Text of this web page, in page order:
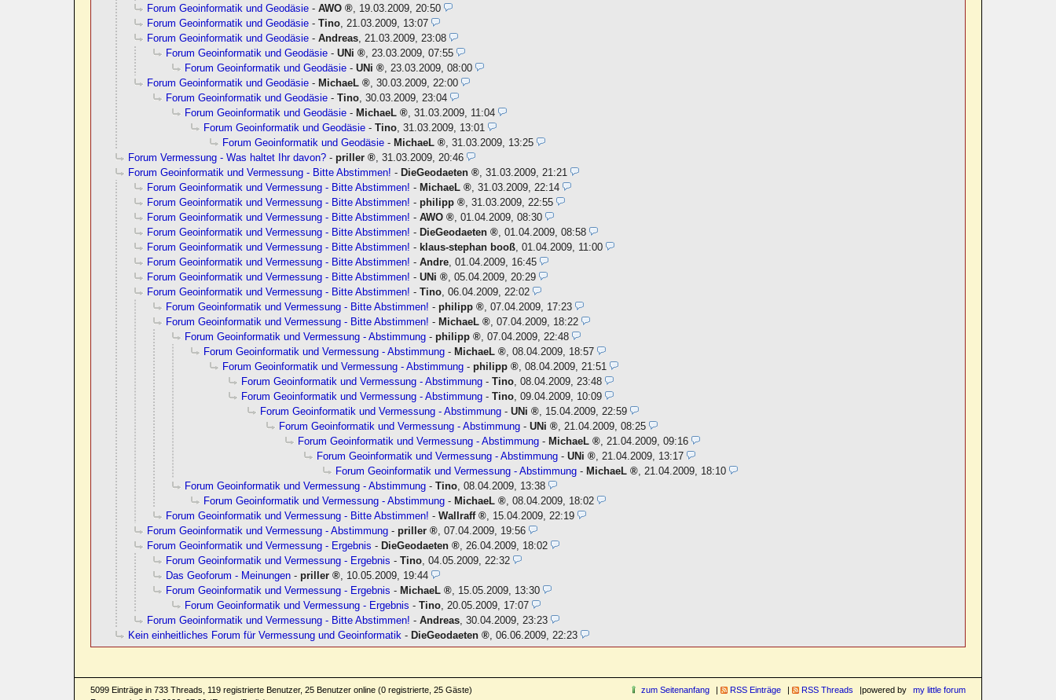
Forum Geoinformatik und Geodäsie -AWO , 19.03.2009, 20:50
Forum Geoinformatik und Geodäsie -Tino,21.03.2009, 13:07
Forum Geoinformatik und Geodäsie -Andreas,21.03.2009, 23:08
Forum Geoinformatik und Geodäsie -UNi ,23.03.2009, 07:55
Forum Geoinformatik und Geodäsie -UNi ,23.03.2009, 08:00
Forum Geoinformatik und Geodäsie - MichaeL ,30.03.2009, 22:00
Forum Geoinformatik und Geodäsie -Tino,30.03.2009, 23:04
Forum Geoinformatik und Geodäsie - MichaeL ,31.03.2009, 11:04
Forum Geoinformatik und Geodäsie -Tino,31.03.2009, 13:01
Forum Geoinformatik und Geodäsie - MichaeL ,31.03.2009, 13:25
Forum Vermessung - Was haltet Ihr davon? -priller ,31.03.2009, 20:46
Forum Geoinformatik und Vermessung - Bitte Abstimmen! - DieGeodaeten ,31.03.2009, 21:21
Forum Geoinformatik und Vermessung - Bitte Abstimmen! - MichaeL ,31.03.2009, 22:14
Forum Geoinformatik und Vermessung - Bitte Abstimmen! -philipp ,31.03.2009, 22:55
Forum Geoinformatik und Vermessung - Bitte Abstimmen! -AWO ,01.04.2009, 08:30
Forum Geoinformatik und Vermessung - Bitte Abstimmen! - DieGeodaeten ,01.04.2009, 08:58
Forum Geoinformatik und Vermessung - Bitte Abstimmen! - klaus-stephan booß,01.04.2009, 11:00
Forum Geoinformatik und Vermessung - Bitte Abstimmen! -Andre,01.04.2009, 16:45
Forum Geoinformatik und Vermessung - Bitte Abstimmen! -UNi ,05.04.2009, 20:29
Forum Geoinformatik und Vermessung - Bitte Abstimmen! -Tino,06.04.2009, 22:02
Forum Geoinformatik und Vermessung - Bitte Abstimmen! -philipp ,07.04.2009, 17:23
Forum Geoinformatik und Vermessung - Bitte Abstimmen! - MichaeL ,07.04.2009, 18:22
Forum Geoinformatik und Vermessung - Abstimmung -philipp ,07.04.2009, 22:48
Forum Geoinformatik und Vermessung - Abstimmung - MichaeL ,08.04.2009, 18:57
Forum Geoinformatik und Vermessung - Abstimmung -philipp ,08.04.2009, 21:51
Forum Geoinformatik und Vermessung - Abstimmung -Tino,08.04.2009, 23:48
Forum Geoinformatik und Vermessung - Abstimmung -Tino,09.04.2009, 10:09
Forum Geoinformatik und Vermessung - Abstimmung -UNi , 15.04.2009, 22:59
Forum Geoinformatik und Vermessung - Abstimmung -UNi ,21.04.2009, 08:25
Forum Geoinformatik und Vermessung - Abstimmung - MichaeL ,21.04.2009, 09:16
Forum Geoinformatik und Vermessung - Abstimmung -UNi ,21.04.2009, 13:17
Forum Geoinformatik und Vermessung - Abstimmung - MichaeL ,21.04.2009, 18:10
Forum Geoinformatik und Vermessung - Abstimmung -Tino,08.04.2009, 13:38
Forum Geoinformatik und Vermessung - Abstimmung - MichaeL ,08.04.2009, 18:02
Forum Geoinformatik und Vermessung - Bitte Abstimmen! -Wallraff , 15.04.2009, 22:19
Forum Geoinformatik und Vermessung - Abstimmung -priller ,07.04.2009, 19:56
Forum Geoinformatik und Vermessung - Ergebnis - DieGeodaeten ,26.04.2009, 18:02
Forum Geoinformatik und Vermessung - Ergebnis -Tino,04.05.2009, 22:32
Das Geoforum - Meinungen -priller , 10.05.2009, 19:44
Forum Geoinformatik und Vermessung - Ergebnis - MichaeL , 15.05.2009, 13:30
Forum Geoinformatik und Vermessung - Ergebnis -Tino,20.05.2009, 17:07
Forum Geoinformatik und Vermessung - Bitte Abstimmen! -Andreas,30.04.2009, 23:23
Kein einheitliches Forum für Vermessung und Geoinformatik - DieGeodaeten ,06.06.2009, 22:23
5099 Einträge in 733 Threads, 119 registrierte Benutzer, 25 Benutzer online (0 registrierte, 25 Gäste)
zum Seitenanfang RSS Einträge RSS Threads powered by my little forum